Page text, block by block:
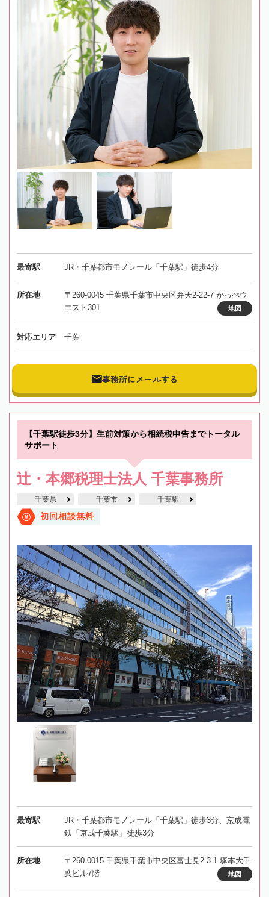
最寄駅 JR・千葉都市モノレール「千葉駅」徒歩4分
所在地
〒260-0045 千葉県千葉市中央区弁天2-22-7 かっぺウ
エスト301
地図
対応エリア 千葉
事務所にメールする
【千葉駅徒歩3分】生前対策から相続税申告までトータル
サポート
辻・本郷税理士法人 千葉事務所
千葉県 千葉市 千葉駅
初回相談無料
最寄駅
JR・千葉都市モノレール「千葉駅」徒歩3分、京成電
鉄「京成千葉駅」徒歩3分
所在地
〒260-0015 千葉県千葉市中央区富士見2-3-1 塚本大千
葉ビル7階
地図